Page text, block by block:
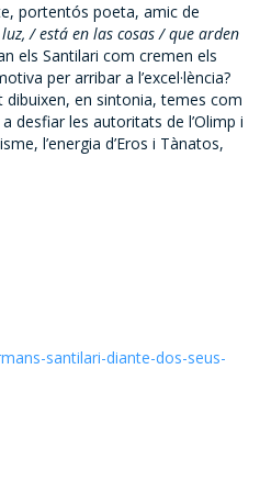
portentós poeta, amic de
/ está en las cosas / que arden
els Santilari com cremen els
per arribar a l’excel·lència?
en sintonia, temes com
desfiar les autoritats de l’Olimp i
l’energia d’Eros i Tànatos,
santilari-diante-dos-seus-